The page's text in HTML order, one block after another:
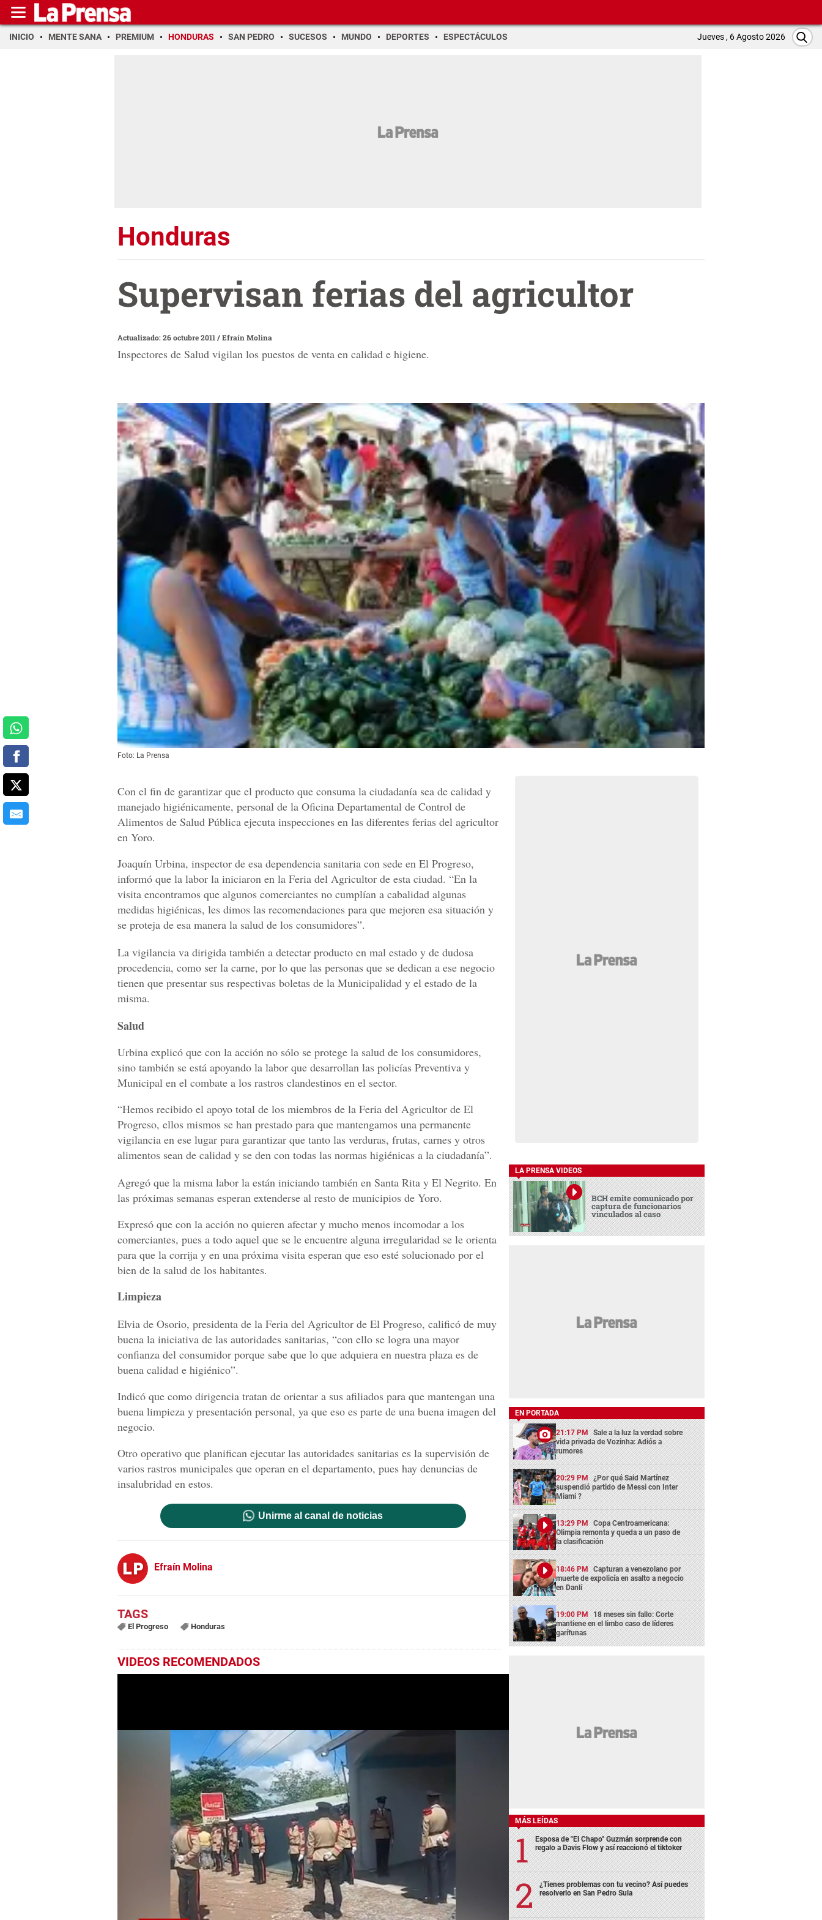
INICIO MENTE SANA PREMIUM HONDURAS SAN PEDRO SUCESOS MUNDO DEPORTES ESPECTÁCULOS Jueves , 6 Agosto 2026
Honduras
Supervisan ferias del agricultor
Actualizado: 26 octubre 2011 /Efraín Molina
Inspectores de Salud vigilan los puestos de venta en calidad e higiene.
Foto: La Prensa
Con el fin de garantizar que el producto que consuma la ciudadanía sea de calidad y
manejado higiénicamente, personal de la Oficina Departamental de Control de
Alimentos de Salud Pública ejecuta inspecciones en las diferentes ferias del agricultor
en Yoro.
Joaquín Urbina, inspector de esa dependencia sanitaria con sede en El Progreso,
informó que la labor la iniciaron en la Feria del Agricultor de esta ciudad. “En la
visita encontramos que algunos comerciantes no cumplían a cabalidad algunas
medidas higiénicas, les dimos las recomendaciones para que mejoren esa situación y
se proteja de esa manera la salud de los consumidores”.
La vigilancia va dirigida también a detectar producto en mal estado y de dudosa
procedencia, como ser la carne, por lo que las personas que se dedican a ese negocio
tienen que presentar sus respectivas boletas de la Municipalidad y el estado de la
misma.
Salud
Urbina explicó que con la acción no sólo se protege la salud de los consumidores,
sino también se está apoyando la labor que desarrollan las policías Preventiva y
Municipal en el combate a los rastros clandestinos en el sector.
“Hemos recibido el apoyo total de los miembros de la Feria del Agricultor de El
Progreso, ellos mismos se han prestado para que mantengamos una permanente
vigilancia en ese lugar para garantizar que tanto las verduras, frutas, carnes y otros
alimentos sean de calidad y se den con todas las normas higiénicas a la ciudadanía”.
Agregó que la misma labor la están iniciando también en Santa Rita y El Negrito. En
las próximas semanas esperan extenderse al resto de municipios de Yoro.
Expresó que con la acción no quieren afectar y mucho menos incomodar a los
comerciantes, pues a todo aquel que se le encuentre alguna irregularidad se le orienta
para que la corrija y en una próxima visita esperan que eso esté solucionado por el
bien de la salud de los habitantes.
Limpieza
Elvia de Osorio, presidenta de la Feria del Agricultor de El Progreso, calificó de muy
buena la iniciativa de las autoridades sanitarias, “con ello se logra una mayor
confianza del consumidor porque sabe que lo que adquiera en nuestra plaza es de
buena calidad e higiénico”.
Indicó que como dirigencia tratan de orientar a sus afiliados para que mantengan una
buena limpieza y presentación personal, ya que eso es parte de una buena imagen del
negocio.
Otro operativo que planifican ejecutar las autoridades sanitarias es la supervisión de
varios rastros municipales que operan en el departamento, pues hay denuncias de
insalubridad en estos.
Unirme al canal de noticias
Efraín Molina
El Progreso Honduras
VIDEOS RECOMENDADOS
LA PRENSA VIDEOS
BCH emite comunicado por
captura de funcionarios
vinculados al caso
EN PORTADA
21:17 PM Sale a la luz la verdad sobre
vida privada de Vozinha: Adiós a
rumores
20:29 PM ¿Por qué Said Martínez
suspendió partido de Messi con Inter
Miami ?
13:29 PM Copa Centroamericana:
Olimpia remonta y queda a un paso de
la clasificación
18:46 PM Capturan a venezolano por
muerte de expolicía en asalto a negocio
en Danlí
19:00 PM 18 meses sin fallo: Corte
mantiene en el limbo caso de líderes
garífunas
MÁS LEÍDAS
Esposa de "El Chapo" Guzmán sorprende con
regalo a Davis Flow y así reaccionó el tiktoker
¿Tienes problemas con tu vecino? Así puedes
resolverlo en San Pedro Sula